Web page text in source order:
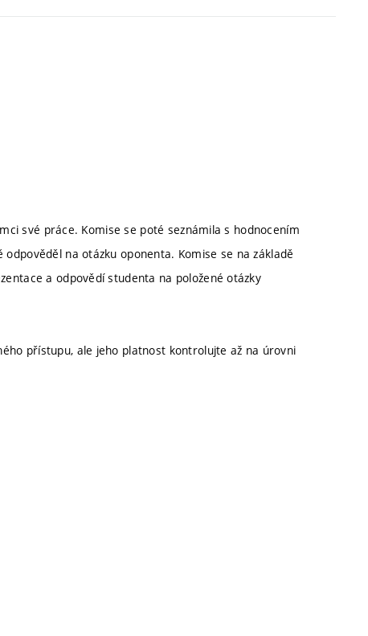
své práce. Komise se poté seznámila s hodnocením
na otázku oponenta. Komise se na základě
a odpovědí studenta na položené otázky
přístupu, ale jeho platnost kontrolujte až na úrovni